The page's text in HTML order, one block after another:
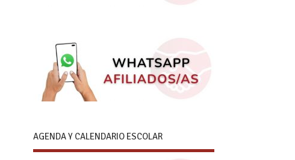
AGENDA Y CALENDARIO ESCOLAR